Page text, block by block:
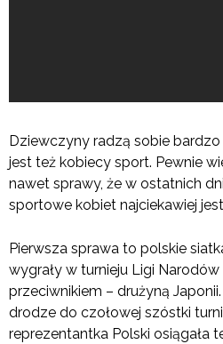
Dziewczyny radzą sobie
jest też kobiecy sport. Pewnie
nawet sprawy, że w ostatnich
sportowe kobiet najciekawiej
Pierwsza sprawa to polskie
wygrały w turnieju Ligi
przeciwnikiem – drużyną
drodze do czołowej szóstki
reprezentantka Polski osiągała